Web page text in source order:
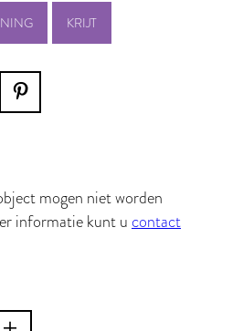
KRIJT
mogen niet worden
informatie kunt u contact